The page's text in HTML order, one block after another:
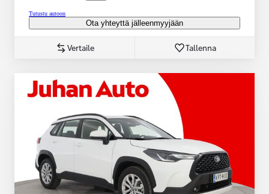
Tutustu autoon
Ota yhteyttä jälleenmyyjään
Vertaile Tallenna